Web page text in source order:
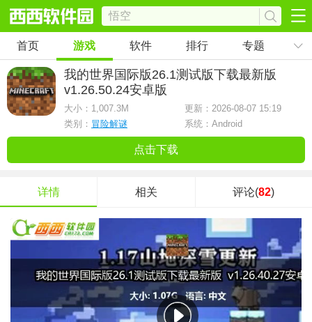
首页 游戏 软件 排行 专题
我的世界国际版26.1测试版下载最新版
v1.26.50.24安卓版
大小： 1,007.3M
更新：2026-08-07 15:19
类别： 冒险解谜 系统：Android
点击下载
详情 相关 评论(82)